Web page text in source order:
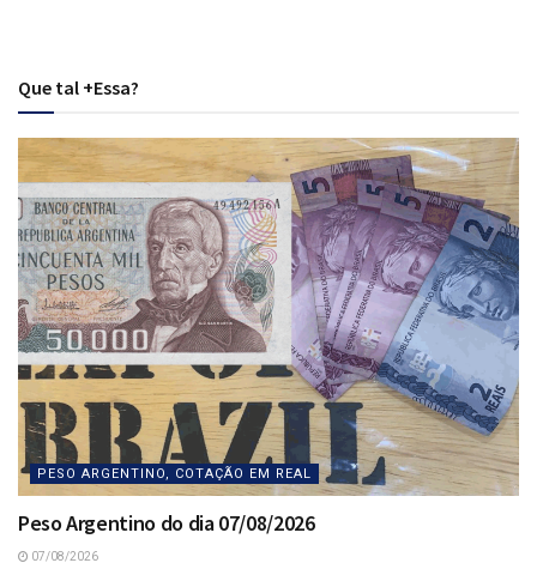
Que tal +Essa?
PESO ARGENTINO, COTAÇÃO EM REAL
Peso Argentino do dia 07/08/2026
07/08/2026